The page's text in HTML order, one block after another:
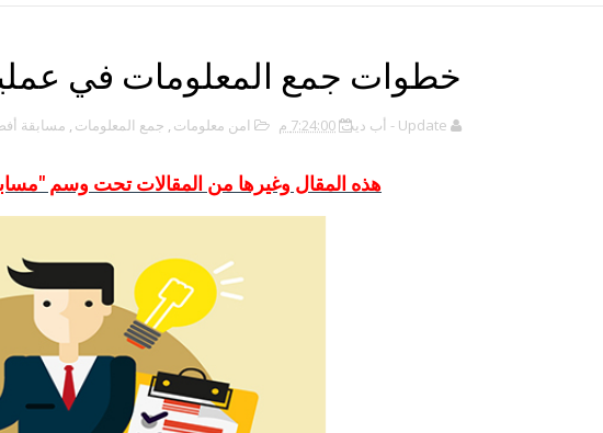
خطوات جمع المعلومات في عملية
Update - أب ديت 7:24:00 م امن معلومات , جمع المعلومات , مسابقة
هذه المقال وغيرها من المقالات تحت وسم